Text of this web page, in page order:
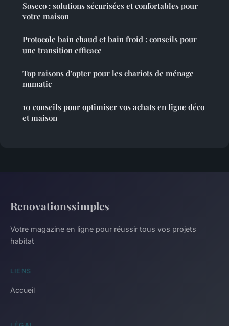
Soseco : solutions sécurisées et confortables pour
votre maison
Protocole bain chaud et bain froid : conseils pour
une transition efficace
Top raisons d'opter pour les chariots de ménage
numatic
10 conseils pour optimiser vos achats en ligne déco
et maison
Renovationssimples
Votre magazine en ligne pour réussir tous vos projets
habitat
LIENS
Accueil